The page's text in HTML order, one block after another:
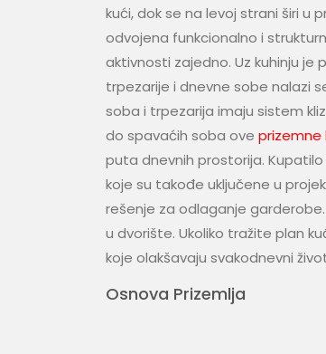
kući, dok se na levoj strani širi u
odvojena funkcionalno i
aktivnosti zajedno. Uz kuhinju
trpezarije i dnevne sobe nalazi
soba i trpezarija imaju sistem
do spavaćih soba ove prizemne
puta dnevnih prostorija.
koje su takođe uključene u
rešenje za odlaganje
u dvorište. Ukoliko tražite plan
koje olakšavaju svakodnevni
Osnova Prizemlja